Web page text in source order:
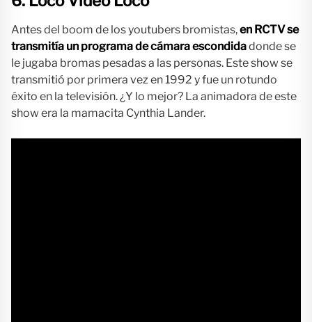
Antes del boom de los youtubers bromistas,en RCTV se
transmitía un programa de cámara escondidadonde se
le jugaba bromas pesadas a las personas. Este show se
transmitió por primera vez en 1992 y fue un rotundo
éxito en la televisión. ¿Y lo mejor? La animadora de este
show era la mamacita Cynthia Lander.